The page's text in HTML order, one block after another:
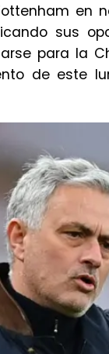
en
sus
para la
de este